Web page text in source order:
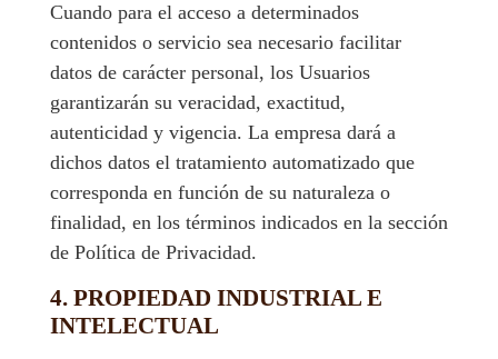
Cuando para el acceso a determinados
contenidos o servicio sea necesario facilitar
datos de carácter personal, los Usuarios
garantizarán su veracidad, exactitud,
autenticidad y vigencia. La empresa dará a
dichos datos el tratamiento automatizado que
corresponda en función de su naturaleza o
finalidad, en los términos indicados en la sección
de Política de Privacidad.
4. PROPIEDAD INDUSTRIAL E
INTELECTUAL